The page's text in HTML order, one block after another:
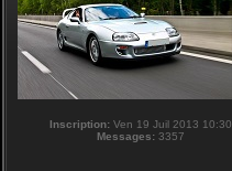
Inscription: Ven 19 Juil 2013 10:30
Messages: 3357